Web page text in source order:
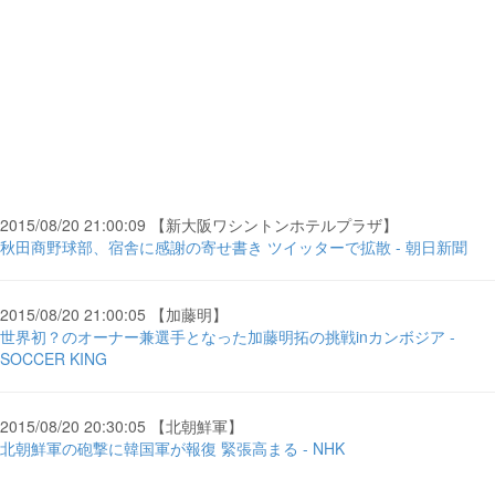
2015/08/20 21:00:09 【新大阪ワシントンホテルプラザ】
秋田商野球部、宿舎に感謝の寄せ書き ツイッターで拡散 - 朝日新聞
2015/08/20 21:00:05 【加藤明】
世界初？のオーナー兼選手となった加藤明拓の挑戦inカンボジア -
SOCCER KING
2015/08/20 20:30:05 【北朝鮮軍】
北朝鮮軍の砲撃に韓国軍が報復 緊張高まる - NHK